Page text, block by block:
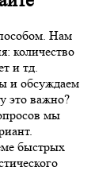
Нам
количество
и тд.
и обсуждаем
это важно?
мы
быстрых